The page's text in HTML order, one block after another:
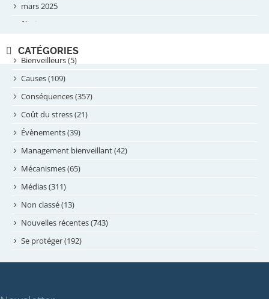
mars 2025
février 2025
septembre 2024
août 2024
juillet 2024
juin 2024
mai 2024
avril 2024
février 2024
janvier 2024
novembre 2023
octobre 2023
septembre 2023
mars 2023
CATÉGORIES
Bienveilleurs (5)
Causes (109)
Conséquences (357)
Coût du stress (21)
Évènements (39)
Management bienveillant (42)
Mécanismes (65)
Médias (311)
Non classé (13)
Nouvelles récentes (743)
Se protéger (192)